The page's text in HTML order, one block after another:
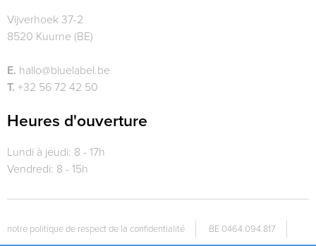
Vijverhoek 37-2
8520 Kuurne (BE)
E. hallo@bluelabel.be
T. +32 56 72 42 50
Heures d'ouverture
Lundi à jeudi: 8 - 17h
Vendredi: 8 - 15h
notre politique de respect de la confidentialité BE 0464.094.817